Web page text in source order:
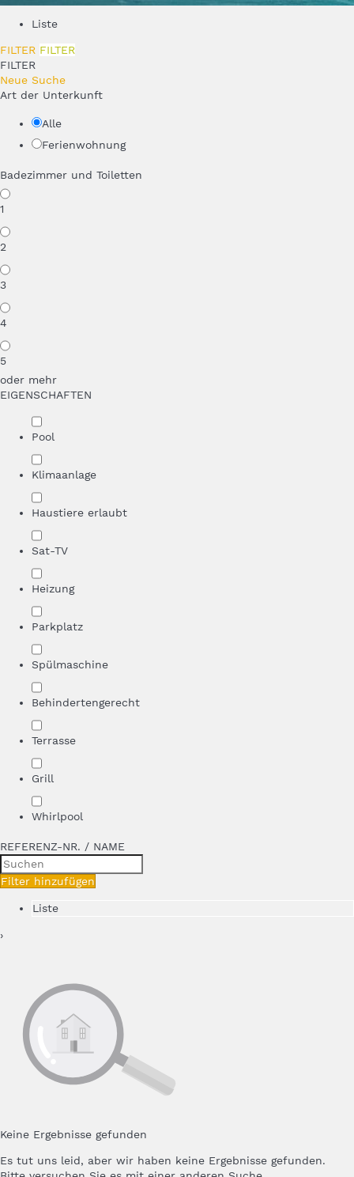
Liste
FILTER FILTER
FILTER
Neue Suche
Art der Unterkunft
Alle
Ferienwohnung
Badezimmer und Toiletten
1
2
3
4
5
oder mehr
EIGENSCHAFTEN
Pool
Klimaanlage
Haustiere erlaubt
Sat-TV
Heizung
Parkplatz
Spülmaschine
Behindertengerecht
Terrasse
Grill
Whirlpool
REFERENZ-NR. / NAME
Filter hinzufügen
Liste
›
Keine Ergebnisse gefunden
Es tut uns leid, aber wir haben keine Ergebnisse gefunden.